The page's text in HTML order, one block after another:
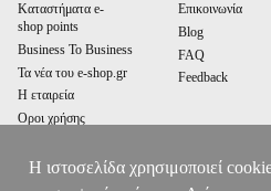
Καταστήματα e-
shop points
Business To Business
Τα νέα του e-shop.gr
Η εταιρεία
Οροι χρήσης
Επικοινωνία
Blog
FAQ
Feedback
Η ιστοσελίδα χρησιμοποιεί